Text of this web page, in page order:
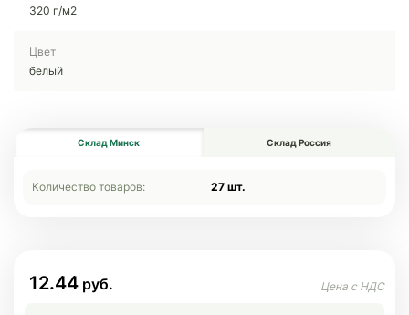
320 г/м2
Цвет
белый
Склад Минск Склад Россия
Количество товаров: 27 шт.
12.44